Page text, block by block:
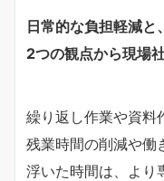
日常的な負担軽減と
2つの観点から現場
繰り返し作業や資料
残業時間の削減や働
浮いた時間は、より